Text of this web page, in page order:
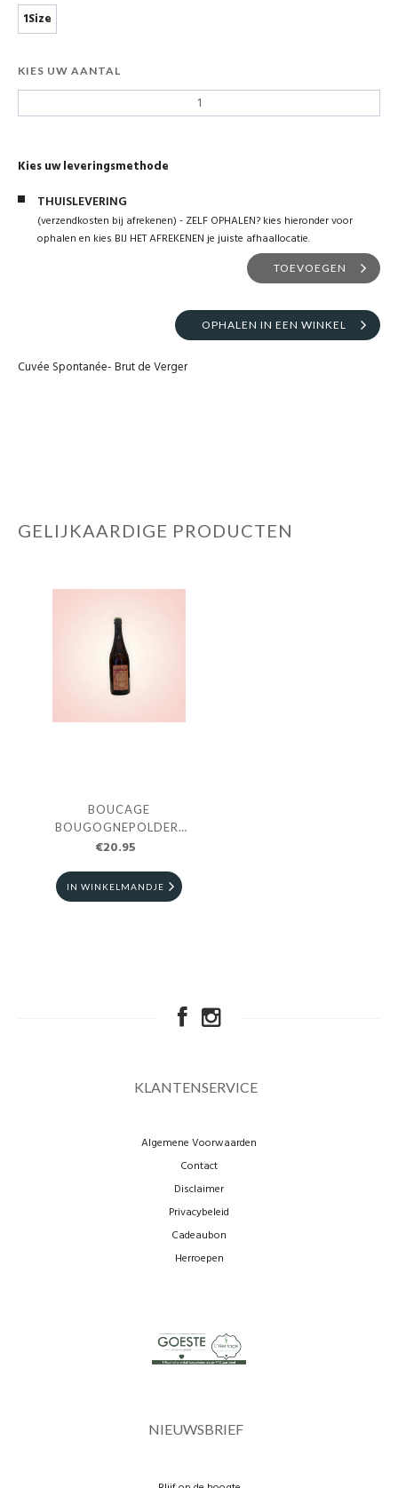
1Size
KIES UW AANTAL
Kies uw leveringsmethode
THUISLEVERING
(verzendkosten bij afrekenen) - ZELF OPHALEN? kies hieronder voor
ophalen en kies BIJ HET AFREKENEN je juiste afhaallocatie.
TOEVOEGEN
OPHALEN IN EEN WINKEL
Cuvée Spontanée- Brut de Verger
GELIJKAARDIGE PRODUCTEN
BOUCAGE
BOUGOGNEPOLDER-
BRUT DE POMMER
€20.95
IN WINKELMANDJE
KLANTENSERVICE
Algemene Voorwaarden
Contact
Disclaimer
Privacybeleid
Cadeaubon
Herroepen
NIEUWSBRIEF